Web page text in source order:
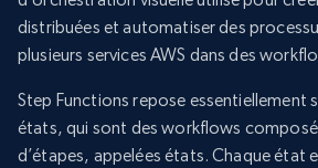
distribuées et automatiser des
plusieurs services AWS dans des
Step Functions repose essentiellement
états, qui sont des workflows
d’étapes, appelées états. Chaque état